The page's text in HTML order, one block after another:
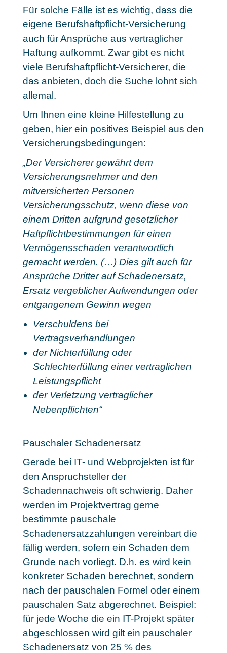
Für solche Fälle ist es wichtig, dass die
eigene Berufshaftpflicht-Versicherung
auch für Ansprüche aus vertraglicher
Haftung aufkommt. Zwar gibt es nicht
viele Berufshaftpflicht-Versicherer, die
das anbieten, doch die Suche lohnt sich
allemal.
Um Ihnen eine kleine Hilfestellung zu
geben, hier ein positives Beispiel aus den
Versicherungsbedingungen:
„Der Versicherer gewährt dem
Versicherungsnehmer und den
mitversicherten Personen
Versicherungsschutz, wenn diese von
einem Dritten aufgrund gesetzlicher
Haftpflichtbestimmungen für einen
Vermögensschaden verantwortlich
gemacht werden. (…) Dies gilt auch für
Ansprüche Dritter auf Schadenersatz,
Ersatz vergeblicher Aufwendungen oder
entgangenem Gewinn wegen
Verschuldens bei
Vertragsverhandlungen
der Nichterfüllung oder
Schlechterfüllung einer vertraglichen
Leistungspflicht
der Verletzung vertraglicher
Nebenpflichten“
Pauschaler Schadenersatz
Gerade bei IT- und Webprojekten ist für
den Anspruchsteller der
Schadennachweis oft schwierig. Daher
werden im Projektvertrag gerne
bestimmte pauschale
Schadenersatzzahlungen vereinbart die
fällig werden, sofern ein Schaden dem
Grunde nach vorliegt. D.h. es wird kein
konkreter Schaden berechnet, sondern
nach der pauschalen Formel oder einem
pauschalen Satz abgerechnet. Beispiel:
für jede Woche die ein IT-Projekt später
abgeschlossen wird gilt ein pauschaler
Schadenersatz von 25 % des